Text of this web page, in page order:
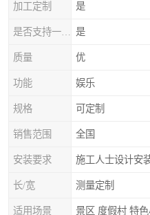
加工定制 是
是
质量 优
功能 娱乐
规格 可定制
销售范围 全国
安装要求 施工人士设计安
长/宽 测量定制
适用场景 景区 度假村 特